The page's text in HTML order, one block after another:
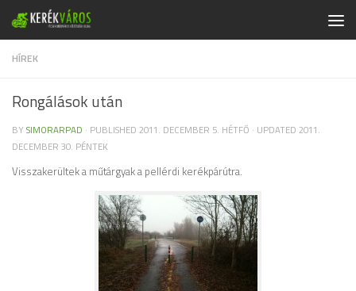
Skip to content
HÍREK
Rongálások után
BY SIMORARPAD · PUBLISHED 2011. DECEMBER 5. HÉTFŐ · UPDATED 2011.
DECEMBER 30. PÉNTEK
Visszakerültek a műtárgyak a pellérdi kerékpárútra.